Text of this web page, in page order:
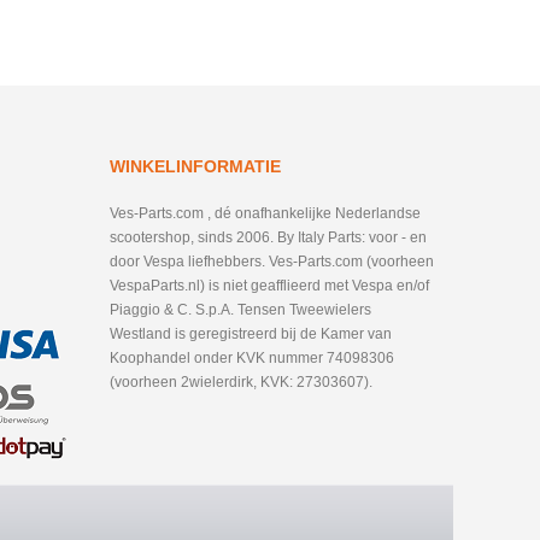
WINKELINFORMATIE
Ves-Parts.com , dé onafhankelijke Nederlandse
scootershop, sinds 2006. By Italy Parts: voor - en
door Vespa liefhebbers. Ves-Parts.com (voorheen
VespaParts.nl) is niet geafflieerd met Vespa en/of
Piaggio & C. S.p.A. Tensen Tweewielers
Westland is geregistreerd bij de Kamer van
Koophandel onder KVK nummer 74098306
(voorheen 2wielerdirk, KVK: 27303607).